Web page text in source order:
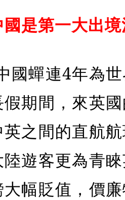
國是第一大出
國蟬連4年為
假期間，來英
英之間的直航
陸遊客更為青
大幅貶值，價